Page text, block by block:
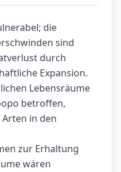
die
sind
durch
Expansion.
Lebensräume
betroffen,
in den
zur Erhaltung
wären